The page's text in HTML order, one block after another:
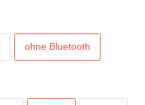
ohne Bluetooth